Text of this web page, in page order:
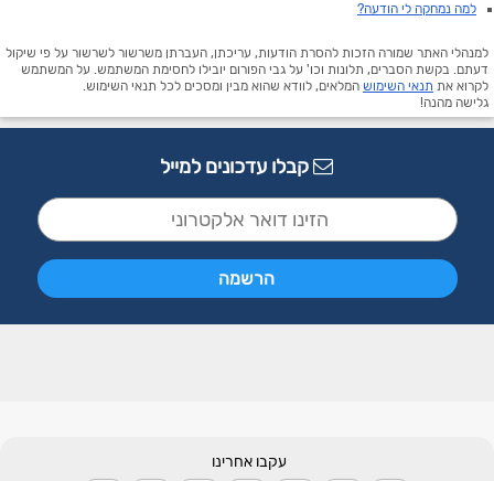
למה נמחקה לי הודעה?
למנהלי האתר שמורה הזכות להסרת הודעות, עריכתן, העברתן משרשור לשרשור על פי שיקול
דעתם. בקשת הסברים, תלונות וכו' על גבי הפורום יובילו לחסימת המשתמש. על המשתמש
לקרוא את תנאי השימוש המלאים, לוודא שהוא מבין ומסכים לכל תנאי השימוש.
גלישה מהנה!
קבלו עדכונים למייל
עקבו אחרינו